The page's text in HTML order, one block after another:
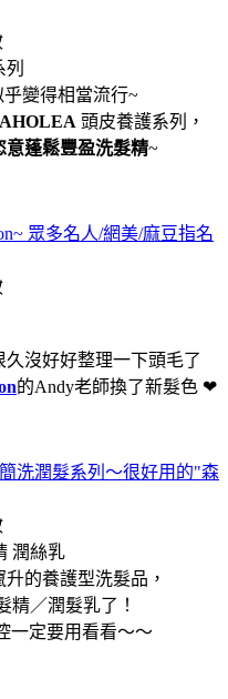
變得相當流行~
頭皮養護系列，
意蓬鬆豐盈洗髮精~
眾多名人/網美/麻豆指名
沒好好整理一下頭毛了
的Andy老師換了新髮色 ❤
簡洗潤髮系列～很好用的"森
的養護型洗髮品，
精／潤髮乳了！
一定要用看看～～